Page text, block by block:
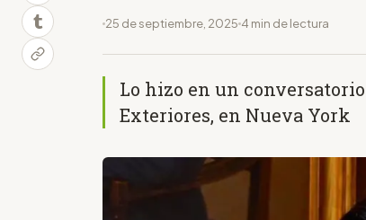
25 de septiembre, 2025 4 min de lectura
Lo hizo en un
Exteriores, en Nueva York